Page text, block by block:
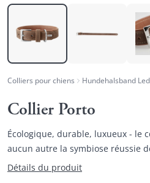
Colliers pour chiens Hundehalsband
Collier Porto
Écologique, durable, luxueux - le
aucun autre la symbiose réussie
perfection artisanale et de la
Détails du produit